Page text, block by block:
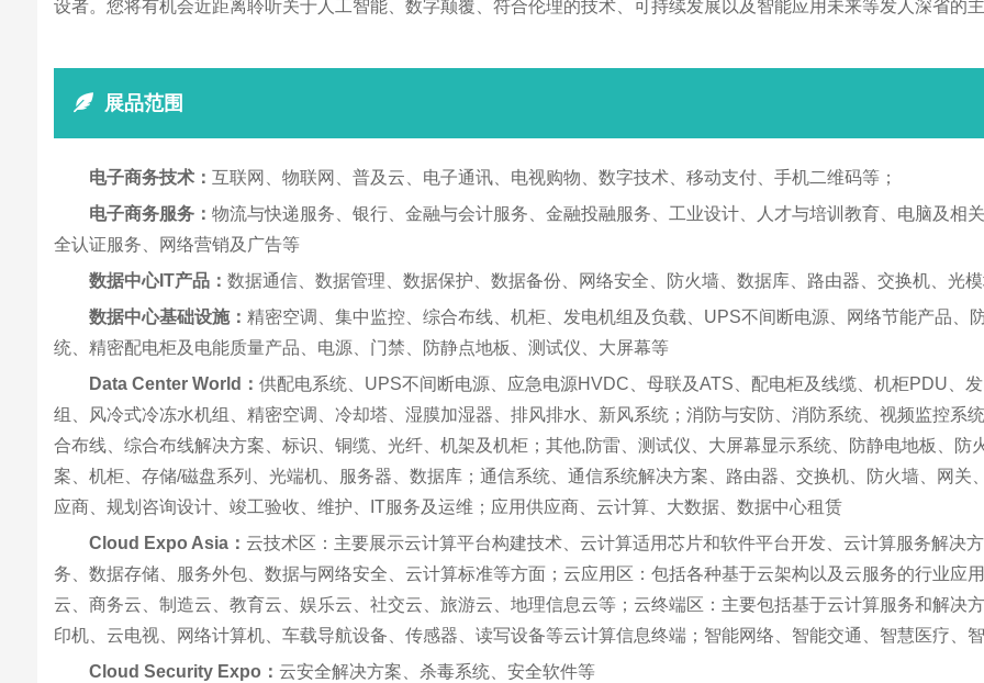
设者。您将有机会近距离聆听关于人工智能、数字颠覆、符合伦理的技术、可持续发展以及智能应用未来等发人深省的
展品范围
电子商务技术： 互联网、物联网、普及云、电子通讯、电视购物、数字技术、移动支付、手机二维码等；
电子商务服务： 物流与快递服务、银行、金融与会计服务、金融投融服务、工业设计、人才与培训教育、电脑及相
全认证服务、网络营销及广告等
数据中心IT产品： 数据通信、数据管理、数据保护、数据备份、网络安全、防火墙、数据库、路由器、交换机、光
数据中心基础设施： 精密空调、集中监控、综合布线、机柜、发电机组及负载、UPS不间断电源、网络节能产品、
统、精密配电柜及电能质量产品、电源、门禁、防静点地板、测试仪、大屏幕等
Data Center World： 供配电系统、UPS不间断电源、应急电源HVDC、母联及ATS、配电柜及线缆、机柜PDU、
组、风冷式冷冻水机组、精密空调、冷却塔、湿膜加湿器、排风排水、新风系统；消防与安防、消防系统、视频监控系
合布线、综合布线解决方案、标识、铜缆、光纤、机架及机柜；其他,防雷、测试仪、大屏幕显示系统、防静电地板、
案、机柜、存储/磁盘系列、光端机、服务器、数据库；通信系统、通信系统解决方案、路由器、交换机、防火墙、网
应商、规划咨询设计、竣工验收、维护、IT服务及运维；应用供应商、云计算、大数据、数据中心租赁
Cloud Expo Asia： 云技术区：主要展示云计算平台构建技术、云计算适用芯片和软件平台开发、云计算服务解决
务、数据存储、服务外包、数据与网络安全、云计算标准等方面；云应用区：包括各种基于云架构以及云服务的行业应
云、商务云、制造云、教育云、娱乐云、社交云、旅游云、地理信息云等；云终端区：主要包括基于云计算服务和解决
印机、云电视、网络计算机、车载导航设备、传感器、读写设备等云计算信息终端；智能网络、智能交通、智慧医疗、
Cloud Security Expo： 云安全解决方案、杀毒系统、安全软件等